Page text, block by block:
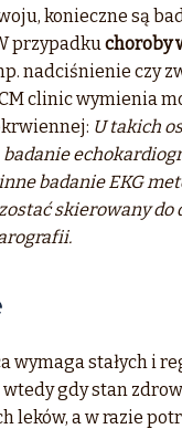
konieczne są
przypadku choroby
nadciśnienie czy
clinic wymienia
U takich
badanie EKG
skierowany
wymaga stałych i
gdy stan
a w razie